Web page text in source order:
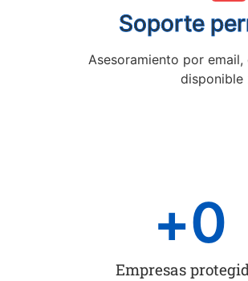
Soporte
Asesoramiento por
disponible
Empresas
+0